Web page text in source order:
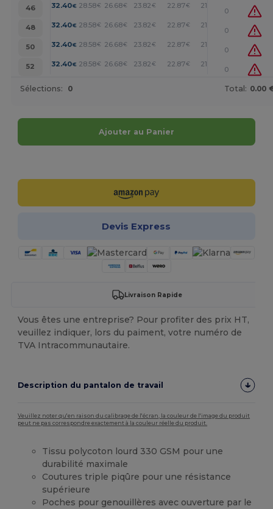
46
32.40€ 28.58€ 26.68€ 23.82€ 22.87€ 21.91
0
48
32.40€ 28.58€ 26.68€ 23.82€ 22.87€ 21.91
0
50
32.40€ 28.58€ 26.68€ 23.82€ 22.87€ 21.91
0
52
32.40€ 28.58€ 26.68€ 23.82€ 22.87€ 21.91
0
Sélections: 0 Total: 0.00
Ajouter au Panier
Devis Express
Livraison Rapide
Vous êtes une entreprise? Pour profiter des prix HT,
veuillez indiquer, lors du paiment, votre numéro de
TVA Intracommunautaire.
Description du pantalon de travail
Veuillez noter qu'en raison du calibrage de l'écran, la couleur de l'image du produit
peut ne pas correspondre exactement à la couleur réelle du produit.
Tissu polycoton lourd 330 GSM pour une
durabilité maximale
Coutures triple piqûre pour une résistance
supérieure
Poches pour genouillères avec ouverture par le